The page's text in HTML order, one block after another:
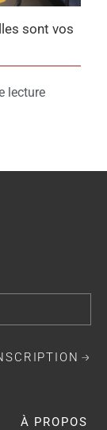
des
23, 2024
À PROPOS